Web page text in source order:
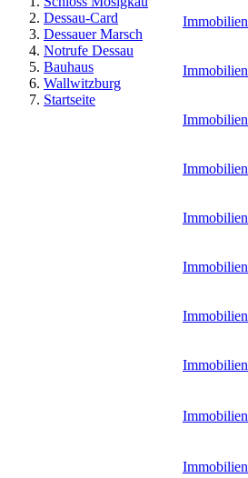
Dessau-Card
Dessauer Marsch
Notrufe Dessau
Bauhaus
Wallwitzburg
Startseite
Immobilien
Immobilien
Immobilien
Immobilien
Immobilien
Immobilien
Immobilien
Immobilien
Immobilien
Immobilien